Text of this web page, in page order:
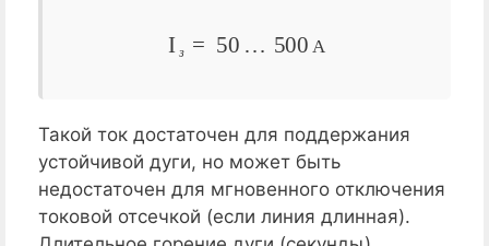
з А
Такой ток достаточен для поддержания
устойчивой дуги, но может быть
недостаточен для мгновенного отключения
токовой отсечкой (если линия длинная).